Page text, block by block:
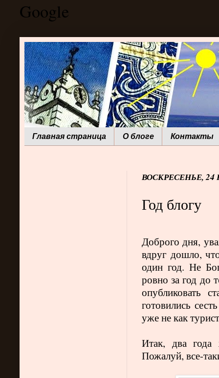
Google
Главная страница О блоге Контакты
ВОСКРЕСЕНЬЕ, 24
Год блогу
Доброго дня,
вдруг дошло,
один год. Не
ровно за год до
опубликовать
готовились
уже не как
Итак, два
Пожалуй, все-